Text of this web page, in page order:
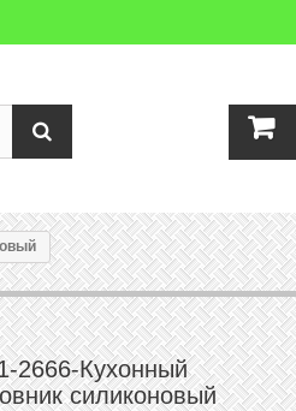
2666-Кухонный
силиконовый